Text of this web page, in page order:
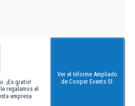
¡Es gratis!
regalamos el
empresa
Ver el Informe Ampliado
de Cooper Events Sl.